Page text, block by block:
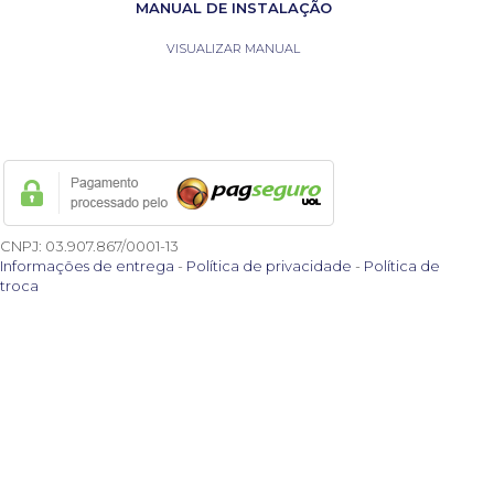
MANUAL DE INSTALAÇÃO
VISUALIZAR MANUAL
CNPJ: 03.907.867/0001-13
Informações de entrega - Política de privacidade - Política de
troca